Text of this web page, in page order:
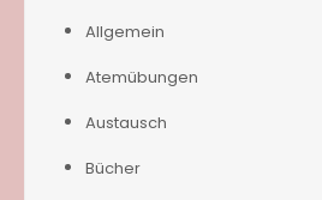
Allgemein
Atemübungen
Austausch
Bücher